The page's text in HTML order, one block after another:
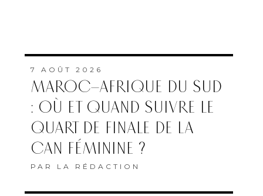
7 AOÛT 2026
MAROC–AFRIQUE DU SUD
: OÙ ET QUAND SUIVRE LE
QUART DE FINALE DE LA
CAN FÉMININE ?
PAR LA RÉDACTION